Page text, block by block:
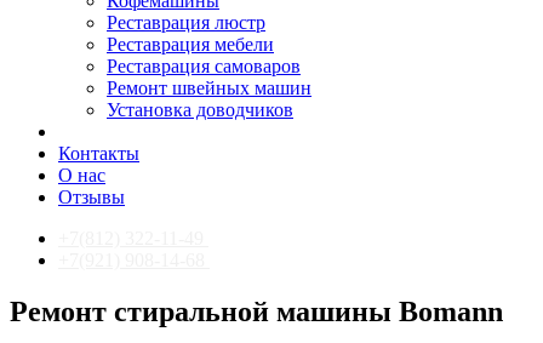
Реставрация люстр
Реставрация мебели
Реставрация самоваров
Ремонт швейных машин
Установка доводчиков
Контакты
О нас
Отзывы
Ремонт стиральной машины Bomann